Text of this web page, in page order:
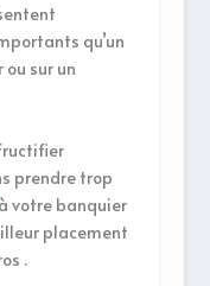
qu’un
sur un
prendre trop
à votre banquier
placement
.